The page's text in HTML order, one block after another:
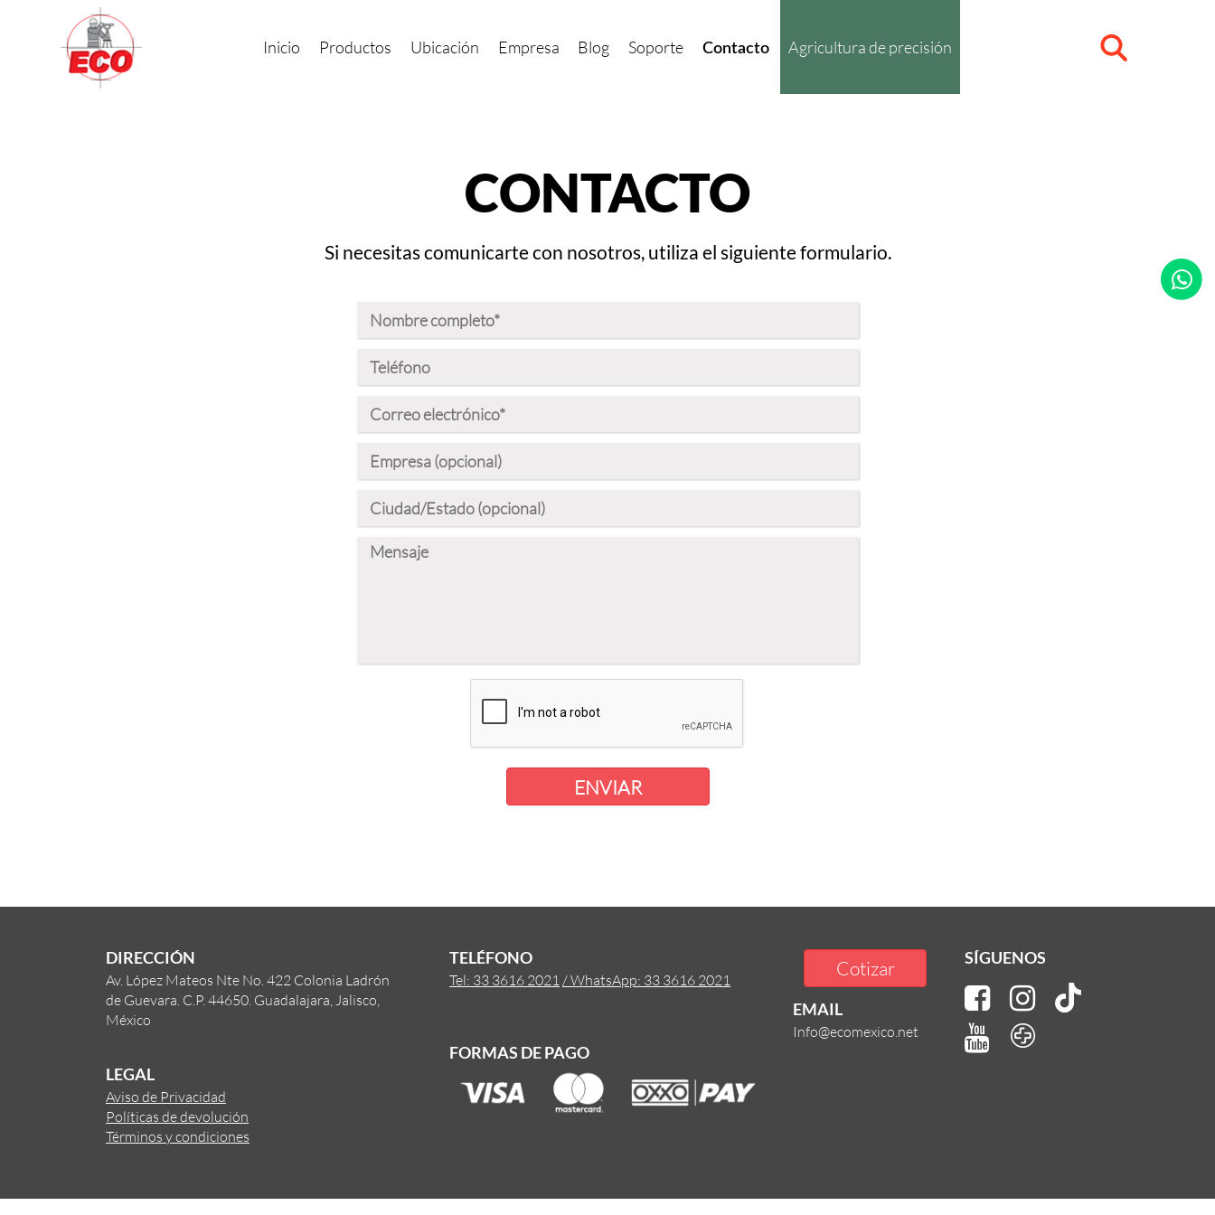
Inicio Productos Ubicación Empresa Blog Soporte Contacto Agricultura de precisión
CONTACTO
Si necesitas comunicarte con nosotros, utiliza el siguiente formulario.
ENVIAR
DIRECCIÓN
Av. López Mateos Nte No. 422 Colonia Ladrón
de Guevara. C.P. 44650. Guadalajara, Jalisco,
México
LEGAL
Aviso de Privacidad
Políticas de devolución
Términos y condiciones
TELÉFONO
Tel: 33 3616 2021 / WhatsApp: 33 3616 2021
FORMAS DE PAGO
Cotizar
EMAIL
Info@ecomexico.net
SÍGUENOS